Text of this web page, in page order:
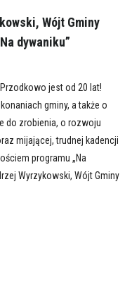
Wójt Gminy
dywaniku”
jest od 20 lat!
gminy, a także o
do zrobienia, o rozwoju
mijającej, trudnej kadencji
programu „Na
Wyrzykowski, Wójt Gminy